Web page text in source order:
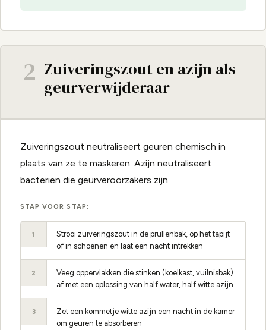
2 Zuiveringszout en azijn als
geurverwijderaar
Zuiveringszout neutraliseert geuren chemisch in
plaats van ze te maskeren. Azijn neutraliseert
bacterien die geurveroorzakers zijn.
STAP VOOR STAP:
1
Strooi zuiveringszout in de prullenbak, op het tapijt
of in schoenen en laat een nacht intrekken
2
Veeg oppervlakken die stinken (koelkast, vuilnisbak)
af met een oplossing van half water, half witte azijn
3
Zet een kommetje witte azijn een nacht in de kamer
om geuren te absorberen